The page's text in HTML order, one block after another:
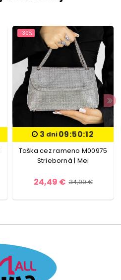
-30%
3 dni09:50:11
Taška cez rameno M00975
Strieborná | Mei
24,49 € 34,99 €